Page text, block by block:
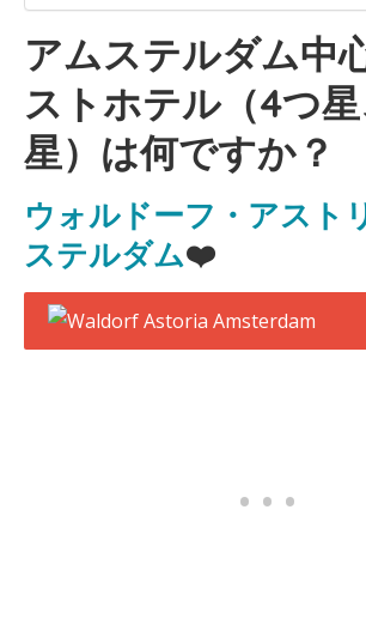
アムステルダム中
ストホテル（4つ
星）は何ですか？
ウォルドーフ・アスト
ステルダム❤️